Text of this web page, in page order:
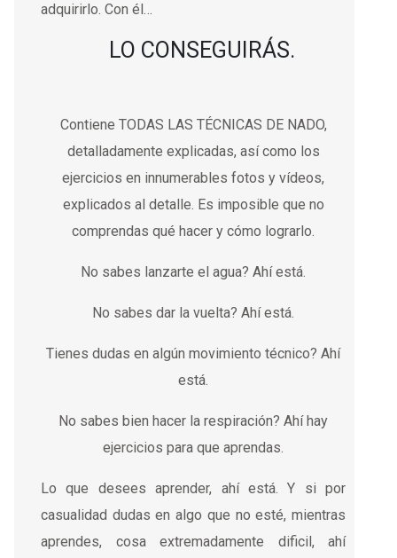
adquirirlo. Con él…
LO CONSEGUIRÁS.
Contiene TODAS LAS TÉCNICAS DE NADO,
detalladamente explicadas, así como los
ejercicios en innumerables fotos y vídeos,
explicados al detalle. Es imposible que no
comprendas qué hacer y cómo lograrlo.
No sabes lanzarte el agua? Ahí está.
No sabes dar la vuelta? Ahí está.
Tienes dudas en algún movimiento técnico? Ahí
está.
No sabes bien hacer la respiración? Ahí hay
ejercicios para que aprendas.
Lo que desees aprender, ahí está. Y si por
casualidad dudas en algo que no esté, mientras
aprendes, cosa extremadamente dificil, ahí